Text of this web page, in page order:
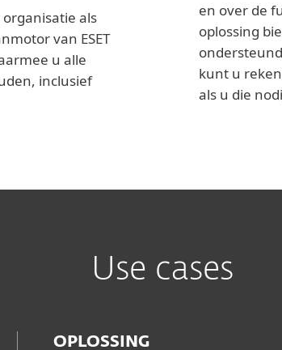
als
van ESET
u alle
inclusief
en over de
oplossing
kunt u
als u die
Use cases
OPLOSSING